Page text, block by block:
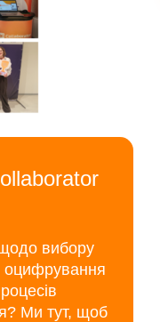
щодо вибору
оцифрування
Ми тут, щоб